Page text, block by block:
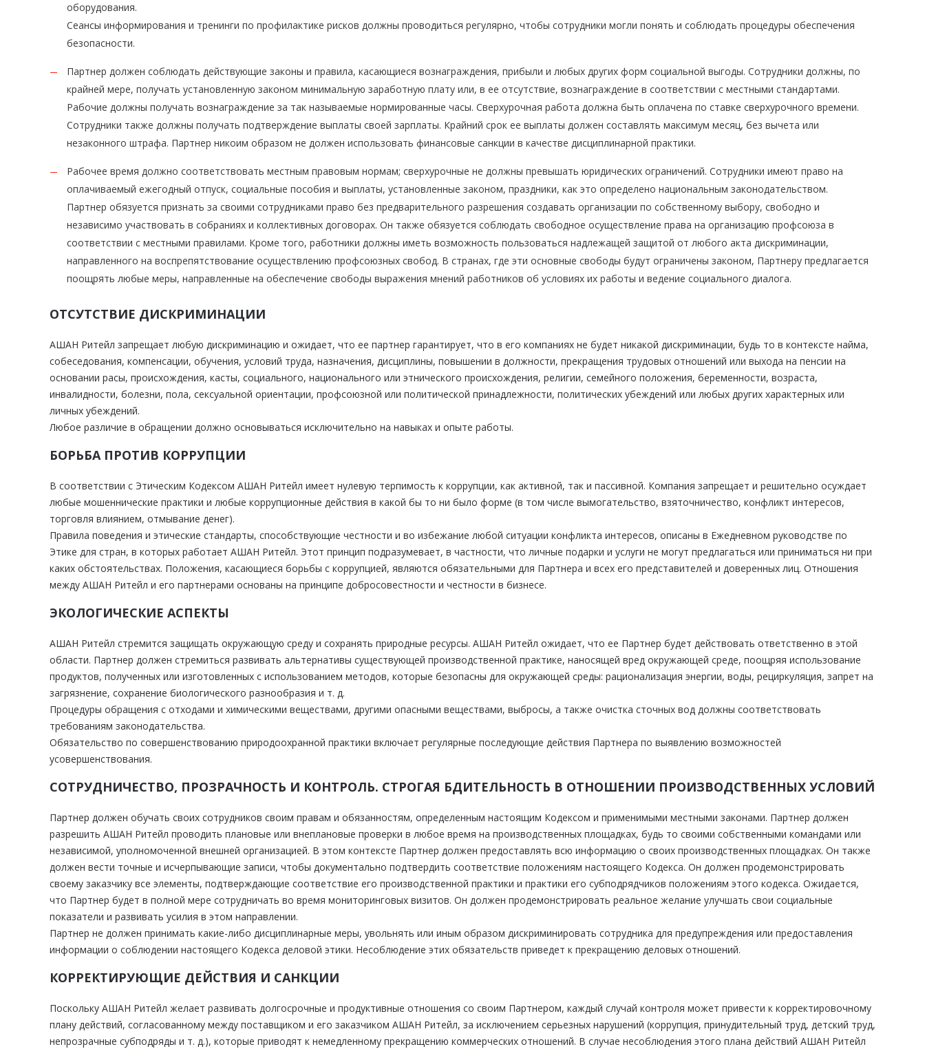
оборудования.
Сеансы информирования и тренинги по профилактике рисков должны проводиться регулярно, чтобы сотрудники могли понять и соблюдать процедуры обеспечения
безопасности.
Партнер должен соблюдать действующие законы и правила, касающиеся вознаграждения, прибыли и любых других форм социальной выгоды. Сотрудники должны, по
крайней мере, получать установленную законом минимальную заработную плату или, в ее отсутствие, вознаграждение в соответствии с местными стандартами.
Рабочие должны получать вознаграждение за так называемые нормированные часы. Сверхурочная работа должна быть оплачена по ставке сверхурочного времени.
Сотрудники также должны получать подтверждение выплаты своей зарплаты. Крайний срок ее выплаты должен составлять максимум месяц, без вычета или
незаконного штрафа. Партнер никоим образом не должен использовать финансовые санкции в качестве дисциплинарной практики.
Рабочее время должно соответствовать местным правовым нормам; сверхурочные не должны превышать юридических ограничений. Сотрудники имеют право на
оплачиваемый ежегодный отпуск, социальные пособия и выплаты, установленные законом, праздники, как это определено национальным законодательством.
Партнер обязуется признать за своими сотрудниками право без предварительного разрешения создавать организации по собственному выбору, свободно и
независимо участвовать в собраниях и коллективных договорах. Он также обязуется соблюдать свободное осуществление права на организацию профсоюза в
соответствии с местными правилами. Кроме того, работники должны иметь возможность пользоваться надлежащей защитой от любого акта дискриминации,
направленного на воспрепятствование осуществлению профсоюзных свобод. В странах, где эти основные свободы будут ограничены законом, Партнеру предлагается
поощрять любые меры, направленные на обеспечение свободы выражения мнений работников об условиях их работы и ведение социального диалога.
ОТСУТСТВИЕ ДИСКРИМИНАЦИИ
АШАН Ритейл запрещает любую дискриминацию и ожидает, что ее партнер гарантирует, что в его компаниях не будет никакой дискриминации, будь то в контексте найма,
собеседования, компенсации, обучения, условий труда, назначения, дисциплины, повышении в должности, прекращения трудовых отношений или выхода на пенсии на
основании расы, происхождения, касты, социального, национального или этнического происхождения, религии, семейного положения, беременности, возраста,
инвалидности, болезни, пола, сексуальной ориентации, профсоюзной или политической принадлежности, политических убеждений или любых других характерных или
личных убеждений.
Любое различие в обращении должно основываться исключительно на навыках и опыте работы.
БОРЬБА ПРОТИВ КОРРУПЦИИ
В соответствии с Этическим Кодексом АШАН Ритейл имеет нулевую терпимость к коррупции, как активной, так и пассивной. Компания запрещает и решительно осуждает
любые мошеннические практики и любые коррупционные действия в какой бы то ни было форме (в том числе вымогательство, взяточничество, конфликт интересов,
торговля влиянием, отмывание денег).
Правила поведения и этические стандарты, способствующие честности и во избежание любой ситуации конфликта интересов, описаны в Ежедневном руководстве по
Этике для стран, в которых работает АШАН Ритейл. Этот принцип подразумевает, в частности, что личные подарки и услуги не могут предлагаться или приниматься ни при
каких обстоятельствах. Положения, касающиеся борьбы с коррупцией, являются обязательными для Партнера и всех его представителей и доверенных лиц. Отношения
между АШАН Ритейл и его партнерами основаны на принципе добросовестности и честности в бизнесе.
ЭКОЛОГИЧЕСКИЕ АСПЕКТЫ
АШАН Ритейл стремится защищать окружающую среду и сохранять природные ресурсы. АШАН Ритейл ожидает, что ее Партнер будет действовать ответственно в этой
области. Партнер должен стремиться развивать альтернативы существующей производственной практике, наносящей вред окружающей среде, поощряя использование
продуктов, полученных или изготовленных с использованием методов, которые безопасны для окружающей среды: рационализация энергии, воды, рециркуляция, запрет на
загрязнение, сохранение биологического разнообразия и т. д.
Процедуры обращения с отходами и химическими веществами, другими опасными веществами, выбросы, а также очистка сточных вод должны соответствовать
требованиям законодательства.
Обязательство по совершенствованию природоохранной практики включает регулярные последующие действия Партнера по выявлению возможностей
усовершенствования.
СОТРУДНИЧЕСТВО, ПРОЗРАЧНОСТЬ И КОНТРОЛЬ. СТРОГАЯ БДИТЕЛЬНОСТЬ В ОТНОШЕНИИ ПРОИЗВОДСТВЕННЫХ УСЛОВИЙ
Партнер должен обучать своих сотрудников своим правам и обязанностям, определенным настоящим Кодексом и применимыми местными законами. Партнер должен
разрешить АШАН Ритейл проводить плановые или внеплановые проверки в любое время на производственных площадках, будь то своими собственными командами или
независимой, уполномоченной внешней организацией. В этом контексте Партнер должен предоставлять всю информацию о своих производственных площадках. Он также
должен вести точные и исчерпывающие записи, чтобы документально подтвердить соответствие положениям настоящего Кодекса. Он должен продемонстрировать
своему заказчику все элементы, подтверждающие соответствие его производственной практики и практики его субподрядчиков положениям этого кодекса. Ожидается,
что Партнер будет в полной мере сотрудничать во время мониторинговых визитов. Он должен продемонстрировать реальное желание улучшать свои социальные
показатели и развивать усилия в этом направлении.
Партнер не должен принимать какие-либо дисциплинарные меры, увольнять или иным образом дискриминировать сотрудника для предупреждения или предоставления
информации о соблюдении настоящего Кодекса деловой этики. Несоблюдение этих обязательств приведет к прекращению деловых отношений.
КОРРЕКТИРУЮЩИЕ ДЕЙСТВИЯ И САНКЦИИ
Поскольку АШАН Ритейл желает развивать долгосрочные и продуктивные отношения со своим Партнером, каждый случай контроля может привести к корректировочному
плану действий, согласованному между поставщиком и его заказчиком АШАН Ритейл, за исключением серьезных нарушений (коррупция, принудительный труд, детский труд,
непрозрачные субподряды и т. д.), которые приводят к немедленному прекращению коммерческих отношений. В случае несоблюдения этого плана действий АШАН Ритейл